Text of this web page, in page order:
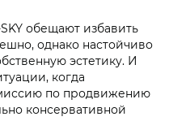
обещают избавить
однако настойчиво
эстетику. И
когда
по продвижению
консервативной